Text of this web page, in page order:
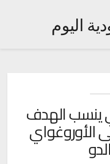
ينسب الهدف
الأوروغواي